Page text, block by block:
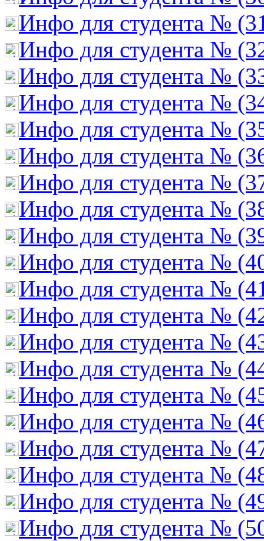
Инфо для студента №
Инфо для студента №
Инфо для студента №
Инфо для студента №
Инфо для студента №
Инфо для студента №
Инфо для студента №
Инфо для студента №
Инфо для студента №
Инфо для студента №
Инфо для студента №
Инфо для студента №
Инфо для студента №
Инфо для студента №
Инфо для студента №
Инфо для студента №
Инфо для студента №
Инфо для студента №
Инфо для студента №
Инфо для студента №